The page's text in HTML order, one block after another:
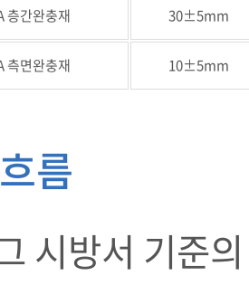
층간완충재 30±5mm
측면완충재 10±5mm
름
시방서 기준